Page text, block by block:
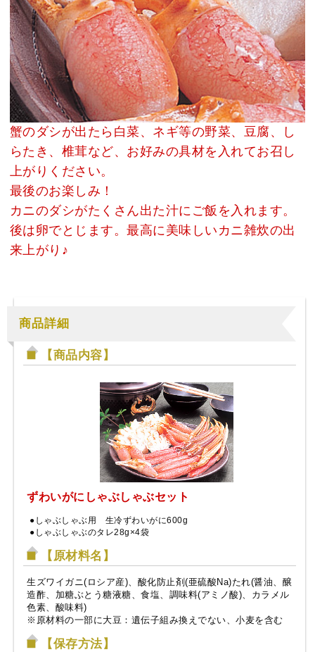
蟹のダシが出たら白菜、ネギ等の野菜、豆腐、し
らたき、椎茸など、お好みの具材を入れてお召し
上がりください。
最後のお楽しみ！
カニのダシがたくさん出た汁にご飯を入れます。
後は卵でとじます。最高に美味しいカニ雑炊の出
来上がり♪
商品詳細
【商品内容】
ずわいがにしゃぶしゃぶセット
●しゃぶしゃぶ用 生冷ずわいがに600g
●しゃぶしゃぶのタレ28g×4袋
【原材料名】
生ズワイガニ(ロシア産)、酸化防止剤(亜硫酸Na)たれ(醤油、醸
造酢、加糖ぶとう糖液糖、食塩、調味料(アミノ酸)、カラメル
色素、酸味料)
※原材料の一部に大豆：遺伝子組み換えでない、小麦を含む
【保存方法】